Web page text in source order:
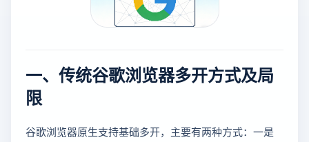
一、传统谷歌浏览器多开方式及局
限
谷歌浏览器原生支持基础多开，主要有两种方式：一是